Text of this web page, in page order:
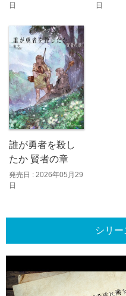
日
日
誰が勇者を殺し
たか 賢者の章
発売日 : 2026年05月29
日
シリ